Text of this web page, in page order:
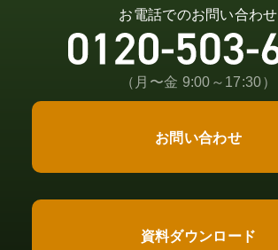
お電話でのお問い合わせ
（月〜金 9:00～17:30）
お問い合わせ
資料ダウンロード